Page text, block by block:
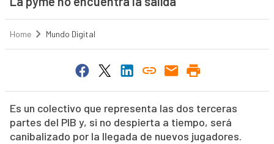
Home Mundo Digital
Es un colectivo que representa las dos terceras
partes del PIB y, si no despierta a tiempo, será
canibalizado por la llegada de nuevos jugadores.